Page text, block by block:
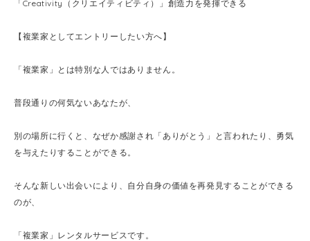
「Creativity（クリエイティビティ）」創造力を発揮できる
【複業家としてエントリーしたい方へ】
「複業家」とは特別な人ではありません。
普段通りの何気ないあなたが、
別の場所に行くと、なぜか感謝され「ありがとう」と言われたり、勇気
を与えたりすることができる。
そんな新しい出会いにより、自分自身の価値を再発見することができる
のが、
「複業家」レンタルサービスです。